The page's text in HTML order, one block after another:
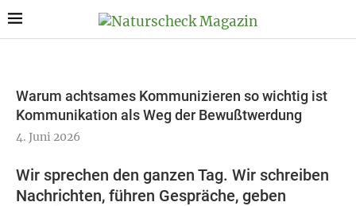
Warum achtsames Kommunizieren so wichtig ist
Kommunikation als Weg der Bewußtwerdung
4. Juni 2026
Wir sprechen den ganzen Tag. Wir schreiben
Nachrichten, führen Gespräche, geben